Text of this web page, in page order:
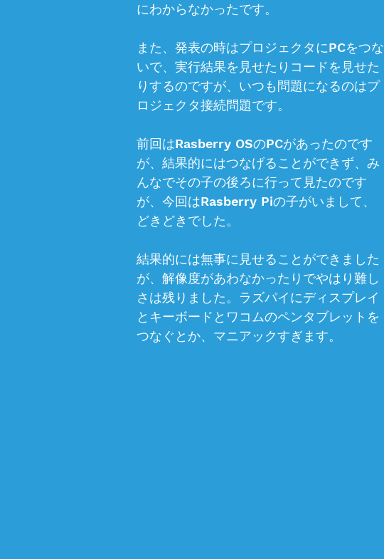
にわからなかったです。
また、発表の時はプロジェクタにPCをつな
いで、実行結果を見せたりコードを見せた
りするのですが、いつも問題になるのはプ
ロジェクタ接続問題です。
前回はRasberry OSのPCがあったのです
が、結果的にはつなげることができず、み
んなでその子の後ろに行って見たのです
が、今回はRasberry Piの子がいまして、
どきどきでした。
結果的には無事に見せることができました
が、解像度があわなかったりでやはり難し
さは残りました。ラズパイにディスプレイ
とキーボードとワコムのペンタブレットを
つなぐとか、マニアックすぎます。